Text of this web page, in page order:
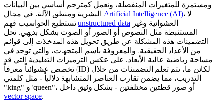
ومستمرة للمتغيرات المنفصلة، وتعمل كمترجم أساسي بين البيانات
Artificial Intelligence (AI)، لا
unstructured data
المستنبطة مثل النصوص أو الصور أو الصوت بشكل بديهي. تحل
التضمينات هذه المشكلة عن طريق تحويل هذه المدخلات إلى قوائم
من الأعداد الحقيقية، والمعروفة باسم المتجهات، والتي توجد في
مساحة رياضية عالية الأبعاد. على عكس الترميزات التقليدية التي قد
تخصص عشوائياً معرفاً (ID) لكائن ما، يتم تعلم التضمينات من خلال
التدريب، مما يضمن تقارب العناصر المتشابهة دلالياً - مثل كلمتي
"king" و"queen"، أو صور قطتين مختلفتين - بشكل وثيق داخل
vector space.